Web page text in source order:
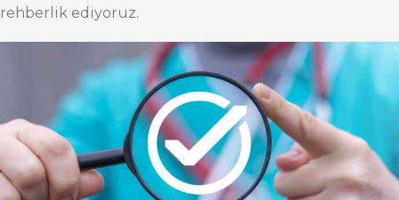
rehberlik ediyoruz.